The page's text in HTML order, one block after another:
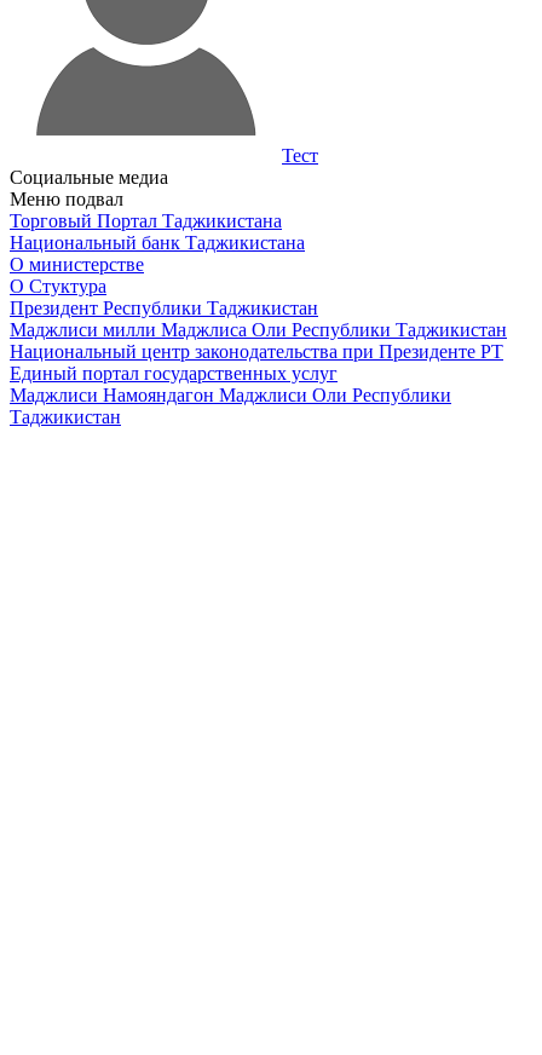
Тест
Социальные медиа
Меню подвал
Торговый Портал Таджикистана
Национальный банк Таджикистана
О министерстве
О Стуктура
Президент Республики Таджикистан
Маджлиси милли Маджлиса Оли Республики Таджикистан
Национальный центр законодательства при Президенте РТ
Единый портал государственных услуг
Маджлиси Намояндагон Маджлиси Оли Республики
Таджикистан